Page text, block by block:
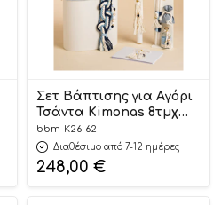
Σετ Βάπτισης για Αγόρι
Τσάντα Kimonas 8τμχ
K26.62 SS 2026 | Baby
Bloom
bbm-K26-62
Διαθέσιμο από 7-12 ημέρες
248,00 €